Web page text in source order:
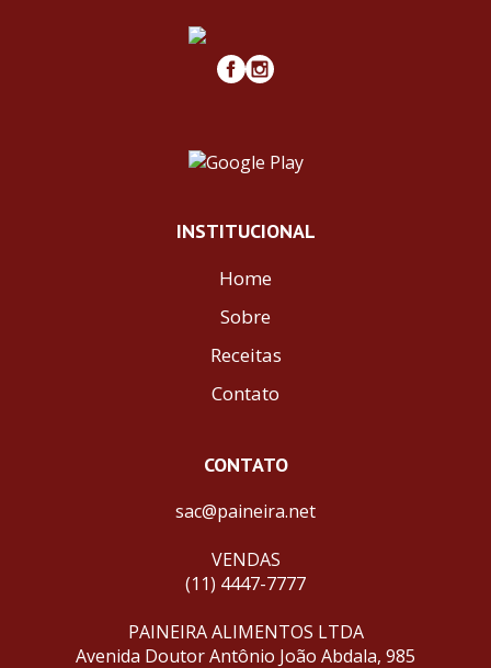
INSTITUCIONAL
Home
Sobre
Receitas
Contato
CONTATO
sac@paineira.net
VENDAS
(11) 4447-7777
PAINEIRA ALIMENTOS LTDA
Avenida Doutor Antônio João Abdala, 985